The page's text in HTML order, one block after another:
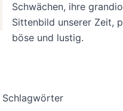
Schwächen, ihre
Sittenbild unserer Zeit,
böse und lustig.
Schlagwörter